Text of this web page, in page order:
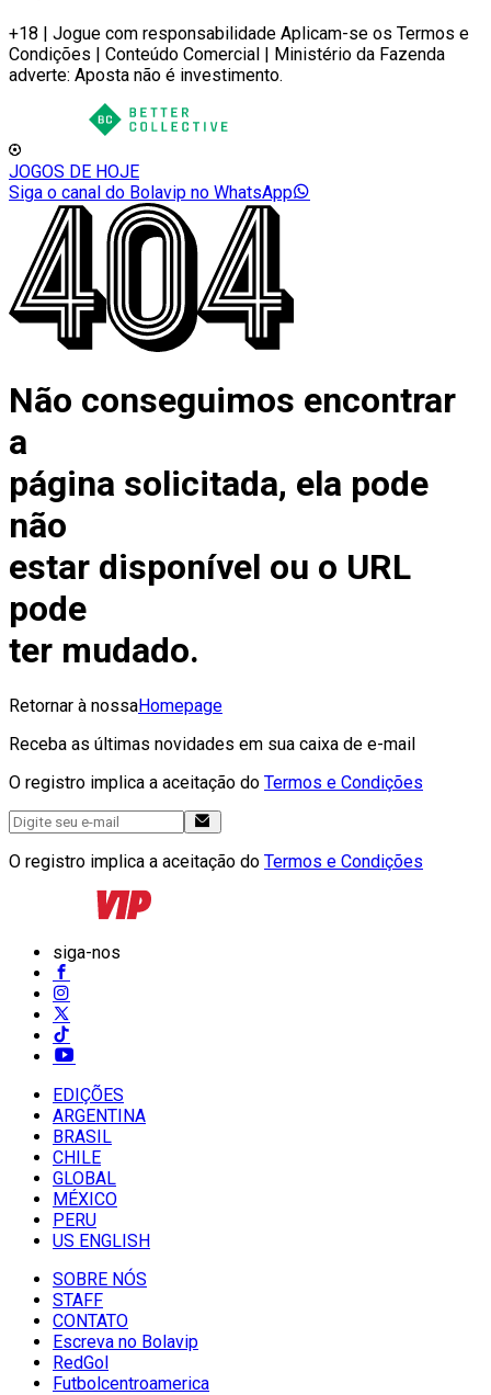
+18 | Jogue com responsabilidade Aplicam-se os Termos e
Condições | Conteúdo Comercial | Ministério da Fazenda
adverte: Aposta não é investimento.
JOGOS DE HOJE
Siga o canal do Bolavip no WhatsApp
Não conseguimos encontrar
a
página solicitada, ela pode
não
estar disponível ou o URL
pode
ter mudado.
Retornar à nossaHomepage
Receba as últimas novidades em sua caixa de e-mail
O registro implica a aceitação do Termos e Condições
O registro implica a aceitação do Termos e Condições
siga-nos
EDIÇÕES
ARGENTINA
BRASIL
CHILE
GLOBAL
MÉXICO
PERU
US ENGLISH
SOBRE NÓS
STAFF
CONTATO
Escreva no Bolavip
RedGol
Futbolcentroamerica